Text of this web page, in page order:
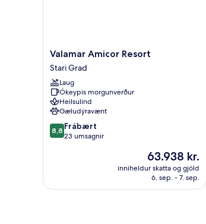
Valamar
Amicor
Resort
Stari
Grad
Valamar Amicor Resort
Stari Grad
Laug
Ókeypis morgunverður
Heilsulind
Gæludýravænt
8.8
af
8,8 Frábært
23 umsagnir
Verðið
63.938 kr.
63.938 kr.
inniheldur skatta og gjöld
6. sep. - 7. sep.